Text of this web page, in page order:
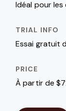
Idéal pour
Essai gratuit
À partir de